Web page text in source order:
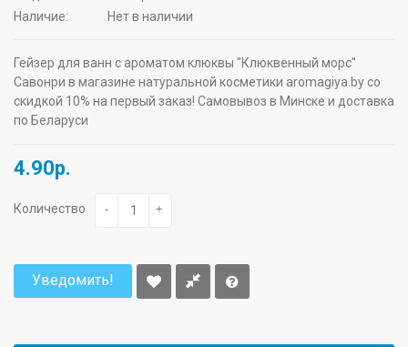
Наличие:
Нет в наличии
Гейзер для ванн с ароматом клюквы "Клюквенный морс"
Савонри в магазине натуральной косметики aromagiya.by со
скидкой 10% на первый заказ! Самовывоз в Минске и доставка
по Беларуси
4.90р.
Количество - +
Уведомить!